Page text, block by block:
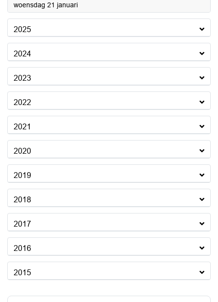
woensdag 21 januari2026
2025
2024
2023
2022
2021
2020
2019
2018
2017
2016
2015